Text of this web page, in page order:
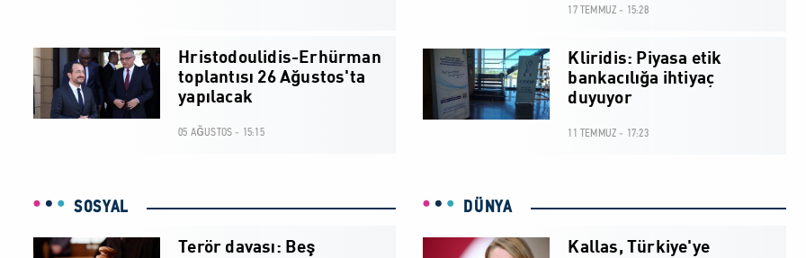
Hristodoulidis-Erhürman
toplantısı 26 Ağustos'ta
yapılacak
05 AĞUSTOS - 15:15
17 TEMMUZ - 15:28
Kliridis: Piyasa etik
bankacılığa ihtiyaç
duyuyor
11 TEMMUZ - 17:23
SOSYAL
Terör davası: Beş
DÜNYA
Kallas, Türkiye'ye